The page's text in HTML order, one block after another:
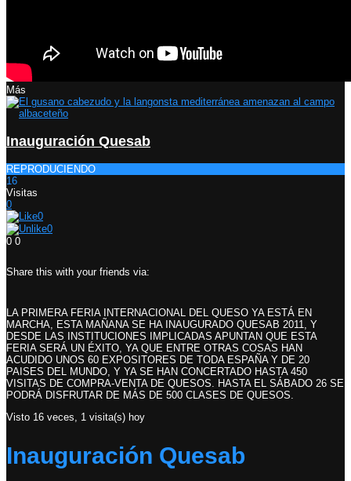
Más
Inauguración Quesab
REPRODUCIENDO
16
Visitas
0
0
0
0 0
Share this with your friends via:
LA PRIMERA FERIA INTERNACIONAL DEL QUESO YA ESTÁ EN
MARCHA, ESTA MAÑANA SE HA INAUGURADO QUESAB 2011, Y
DESDE LAS INSTITUCIONES IMPLICADAS APUNTAN QUE ESTA
FERIA SERÁ UN ÉXITO, YA QUE ENTRE OTRAS COSAS HAN
ACUDIDO UNOS 60 EXPOSITORES DE TODA ESPAÑA Y DE 20
PAISES DEL MUNDO, Y YA SE HAN CONCERTADO HASTA 450
VISITAS DE COMPRA-VENTA DE QUESOS. HASTA EL SÁBADO 26 SE
PODRÁ DISFRUTAR DE MÁS DE 500 CLASES DE QUESOS.
Visto 16 veces, 1 visita(s) hoy
Inauguración Quesab